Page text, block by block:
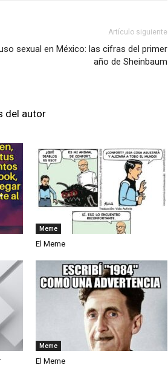
Artículo siguiente
sexual en México: las cifras del primer
año de Sheinbaum
del autor
Meme
El Meme
Meme
El Meme